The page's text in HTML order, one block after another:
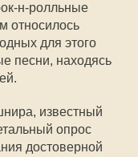
н-ролльные
относилось
для этого
песни, находясь
известный
опрос
достоверной